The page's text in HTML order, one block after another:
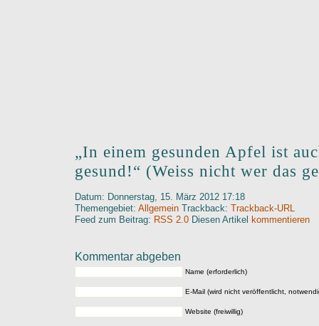
„In einem gesunden Apfel ist
gesund!“ (Weiss nicht wer das
Datum: Donnerstag, 15. März 2012 17:18
Themengebiet: Allgemein Trackback: Trackback-URL
Feed zum Beitrag: RSS 2.0 Diesen Artikel kommentieren
Kommentar abgeben
Name (erforderlich)
E-Mail (wird nicht veröffentlicht,
Website (freiwillig)